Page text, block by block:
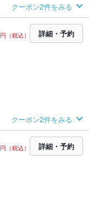
クーポン2件をみる
円（税込） 詳細・予約
クーポン2件をみる
円（税込） 詳細・予約